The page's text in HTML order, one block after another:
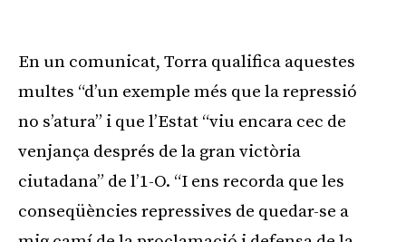
En un comunicat, Torra qualifica aquestes
multes “d’un exemple més que la repressió
no s’atura” i que l’Estat “viu encara cec de
venjança després de la gran victòria
ciutadana” de l’1-O. “I ens recorda que les
conseqüències repressives de quedar-se a